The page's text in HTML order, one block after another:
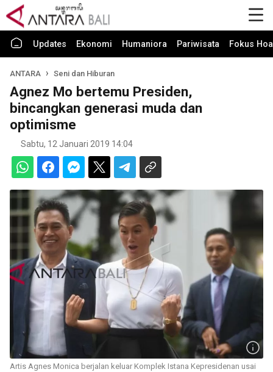
Updates Ekonomi Humaniora Pariwisata Fokus
ANTARA Seni dan Hiburan
Agnez Mo bertemu Presiden,
bincangkan generasi muda dan
optimisme
Sabtu, 12 Januari 2019 14:04
Artis Agnes Monica berjalan keluar Komplek Istana Kepresidenan usai